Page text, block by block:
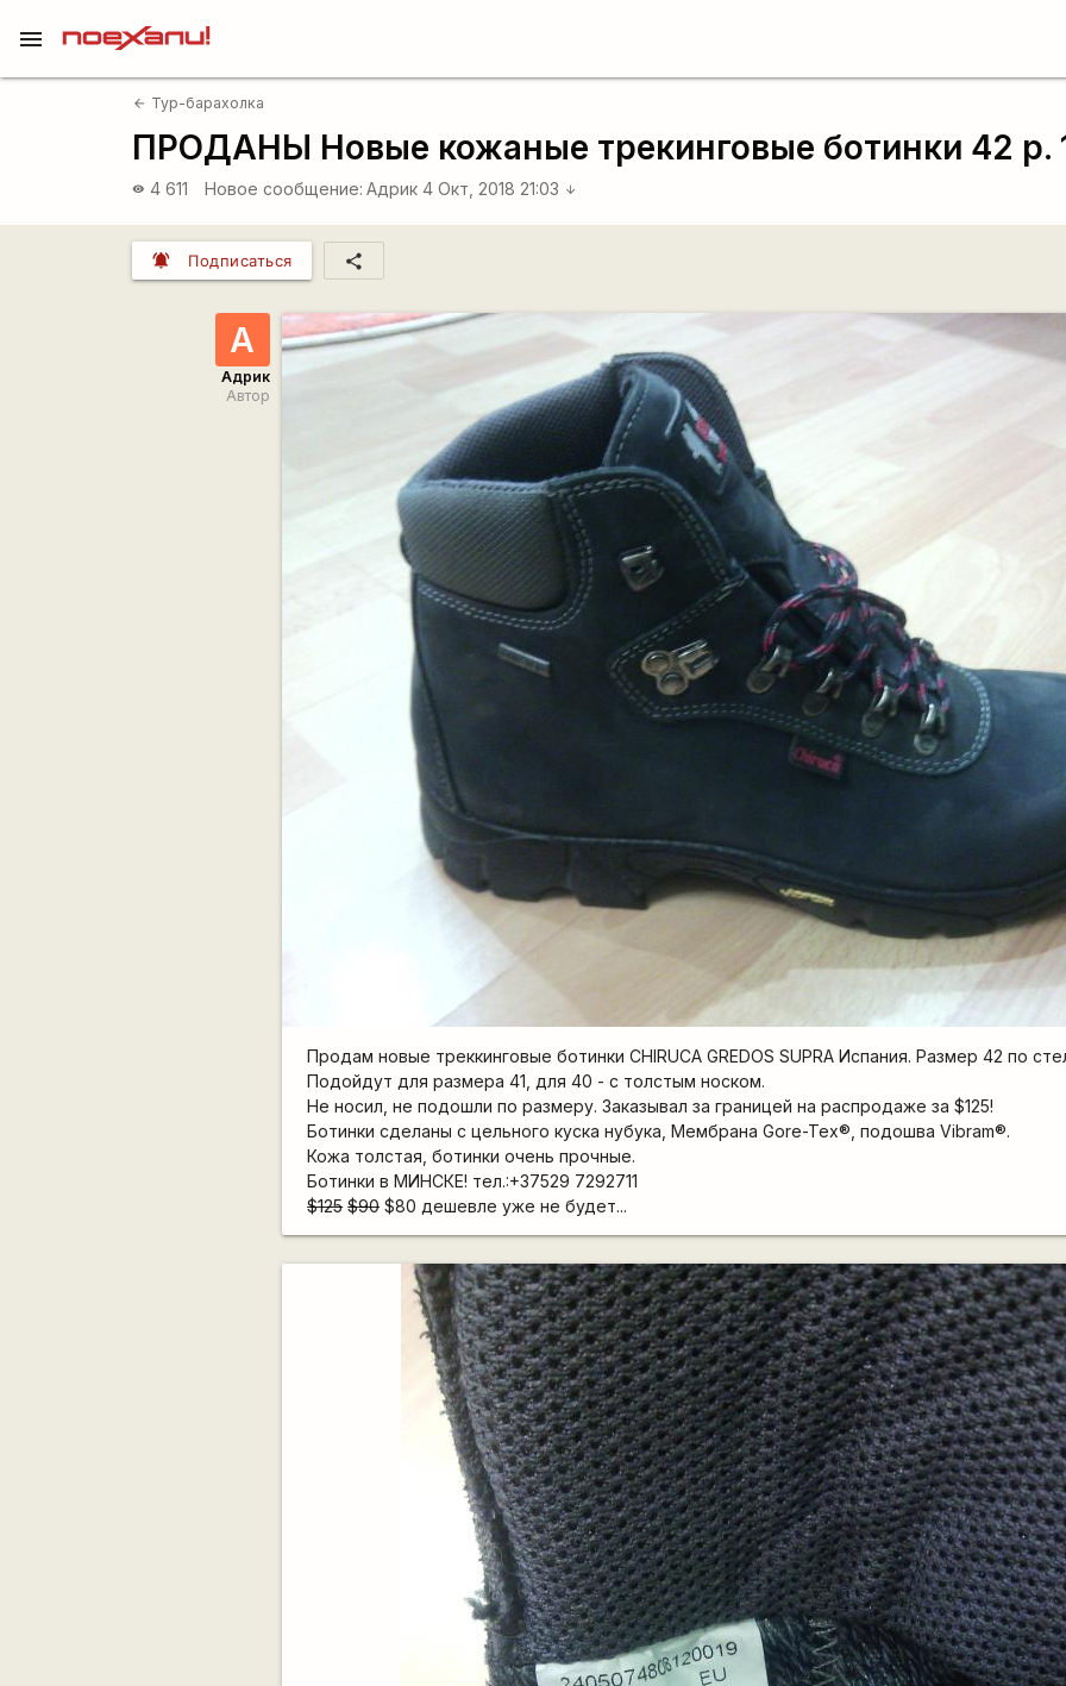
menu
arrow_back Тур-барахолка
ПРОДАНЫ Новые кожаные трекинговые ботинки 42 р.
visibility 4 611 Новое сообщение: Адрик 4 Окт, 2018 21:03 arrow_downward
notifications_active Подписаться share
А
Адрик
Автор
Продам новые треккинговые ботинки CHIRUCA GREDOS SUPRA Испания. Размер 42 по
Подойдут для размера 41, для 40 - с толстым носком.
Не носил, не подошли по размеру. Заказывал за границей на распродаже за $125!
Ботинки сделаны с цельного куска нубука, Мембрана Gore-Tex®, подошва Vibram®.
Кожа толстая, ботинки очень прочные.
Ботинки в МИНСКЕ! тел.:+37529 7292711
$125 $90$80 дешевле уже не будет...